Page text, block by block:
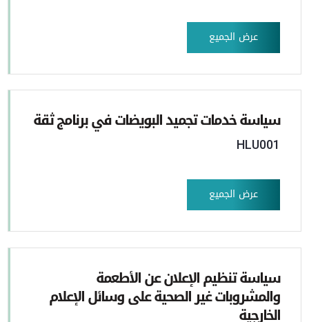
عرض الجميع
سياسة خدمات تجميد البويضات في برنامج ثقة
HLU001
عرض الجميع
سياسة تنظيم الإعلان عن الأطعمة
والمشروبات غير الصحية على وسائل الإعلام
الخارجية